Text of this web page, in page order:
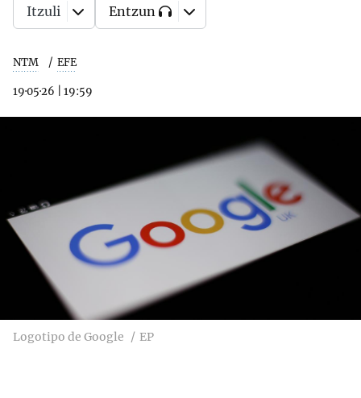
NTM EFE
19·05·26 19:59
Itzuli Entzun
Logotipo de Google EP